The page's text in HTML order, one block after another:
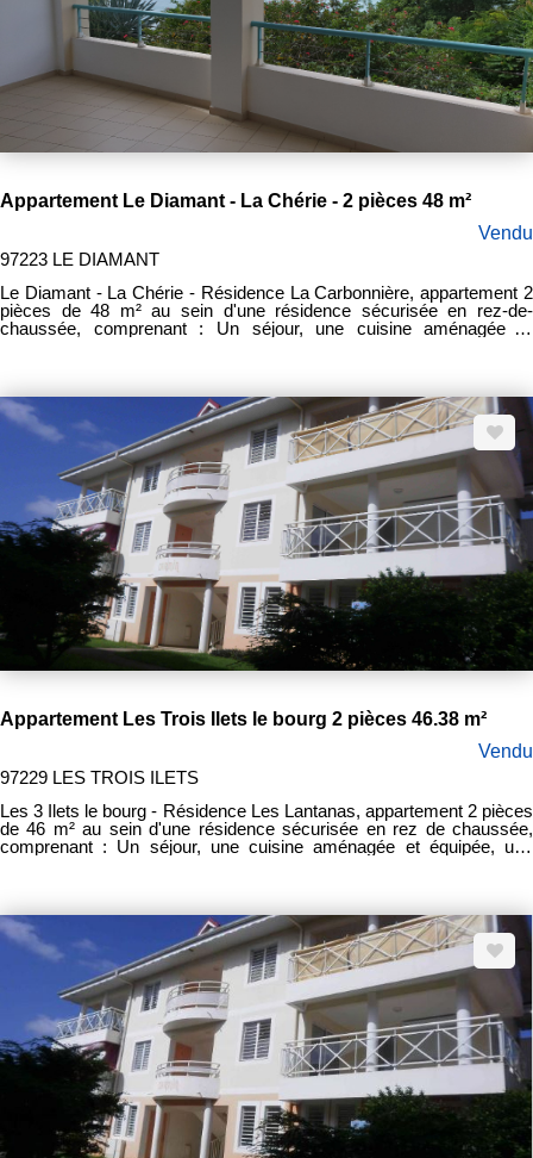
Appartement Le Diamant - La Chérie - 2 pièces 48 m²
Vendu
97223 LE DIAMANT
Le Diamant - La Chérie - Résidence La Carbonnière, appartement 2
pièces de 48 m² au sein d'une résidence sécurisée en rez-de-
chaussée, comprenant : Un séjour, une cuisine aménagée et
Honoraires d'agence : 9.300 €uros.
Appartement Les Trois Ilets le bourg 2 pièces 46.38 m²
Vendu
97229 LES TROIS ILETS
Les 3 Ilets le bourg - Résidence Les Lantanas, appartement 2 pièces
de 46 m² au sein d'une résidence sécurisée en rez de chaussée,
comprenant : Un séjour, une cuisine aménagée et équipée, une
Honoraires d'agence : 7 500 euros